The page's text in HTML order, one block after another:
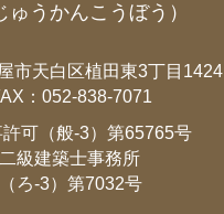
うかんこうぼう）
市天白区植田東3丁目1424
：052-838-7071
可（般-3）第65765号
級建築士事務所
ろ-3）第7032号